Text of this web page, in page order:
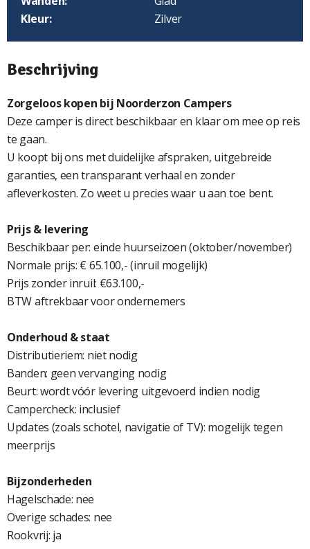
Kleur:
Zilver
Beschrijving
Zorgeloos kopen bij Noorderzon Campers
Deze camper is direct beschikbaar en klaar om mee op reis
te gaan.
U koopt bij ons met duidelijke afspraken, uitgebreide
garanties, een transparant verhaal en zonder
afleverkosten. Zo weet u precies waar u aan toe bent.
Prijs & levering
Beschikbaar per: einde huurseizoen (oktober/november)
Normale prijs: € 65.100,- (inruil mogelijk)
Prijs zonder inruil: €63.100,-
BTW aftrekbaar voor ondernemers
Onderhoud & staat
Distributieriem: niet nodig
Banden: geen vervanging nodig
Beurt: wordt vóór levering uitgevoerd indien nodig
Campercheck: inclusief
Updates (zoals schotel, navigatie of TV): mogelijk tegen
meerprijs
Bijzonderheden
Hagelschade: nee
Overige schades: nee
Rookvrij: ja